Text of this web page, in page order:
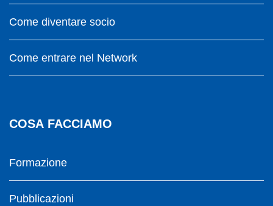
Come diventare socio
Come entrare nel Network
COSA FACCIAMO
Formazione
Pubblicazioni